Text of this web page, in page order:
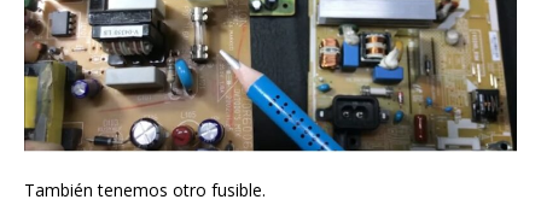
También tenemos otro fusible.